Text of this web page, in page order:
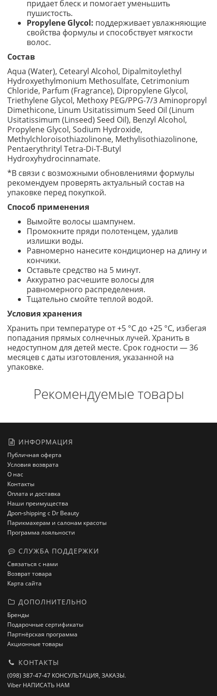
придает блеск и помогает уменьшить
пушистость.
Propylene Glycol: поддерживает увлажняющие
свойства формулы и способствует мягкости
волос.
Состав
Aqua (Water), Cetearyl Alcohol, Dipalmitoylethyl
Hydroxyethylmonium Methosulfate, Cetrimonium
Chloride, Parfum (Fragrance), Dipropylene Glycol,
Triethylene Glycol, Methoxy PEG/PPG-7/3 Aminopropyl
Dimethicone, Linum Usitatissimum Seed Oil (Linum
Usitatissimum (Linseed) Seed Oil), Benzyl Alcohol,
Propylene Glycol, Sodium Hydroxide,
Methylchloroisothiazolinone, Methylisothiazolinone,
Pentaerythrityl Tetra-Di-T-Butyl
Hydroxyhydrocinnamate.
*В связи с возможными обновлениями формулы
рекомендуем проверять актуальный состав на
упаковке перед покупкой.
Способ применения
Вымойте волосы шампунем.
Промокните пряди полотенцем, удалив
излишки воды.
Равномерно нанесите кондиционер на длину и
кончики.
Оставьте средство на 5 минут.
Аккуратно расчешите волосы для
равномерного распределения.
Тщательно смойте теплой водой.
Условия хранения
Хранить при температуре от +5 °C до +25 °C, избегая
попадания прямых солнечных лучей. Хранить в
недоступном для детей месте. Срок годности — 36
месяцев с даты изготовления, указанной на
упаковке.
Рекомендуемые товары
ИНФОРМАЦИЯ
Публичная оферта
Условия возврата
О нас
Контакты
Оплата и доставка
Наши преимущества
Дроп-shipping с Dr Beauty
Парикмахерам и салонам красоты
Программа лояльности
СЛУЖБА ПОДДЕРЖКИ
Связаться с нами
Возврат товара
Карта сайта
ДОПОЛНИТЕЛЬНО
Бренды
Подарочные сертификаты
Партнёрская программа
Акционные товары
КОНТАКТЫ
(098) 387-47-47 КОНСУЛЬТАЦИЯ, ЗАКАЗЫ.
Viber НАПИСАТЬ НАМ